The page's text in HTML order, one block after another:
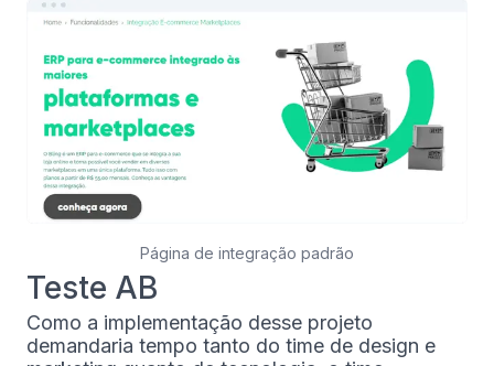
Página de integração padrão
Teste AB
Como a implementação desse projeto
demandaria tempo tanto do time de design e